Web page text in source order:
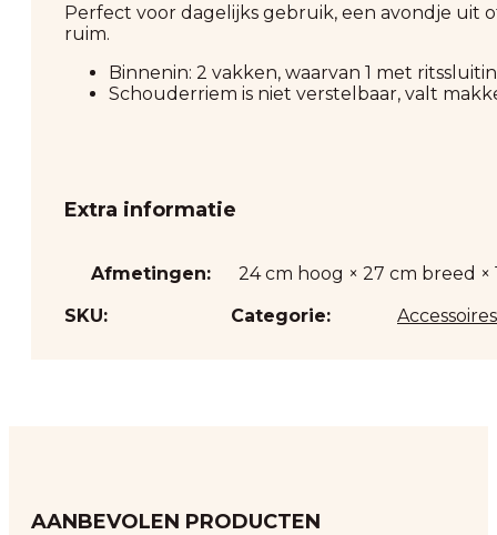
Perfect voor dagelijks gebruik, een avondje uit
ruim.
Binnenin: 2 vakken, waarvan 1 met
Schouderriem is niet verstelbaar, valt
Extra informatie
Afmetingen:
24 cm hoog × 27 cm breed ×
SKU:
Categorie: Accessoires
AANBEVOLEN PRODUCTEN